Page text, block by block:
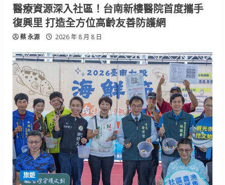
醫療資源深入社區！台南新樓醫院首度攜手
復興里 打造全方位高齡友善防護網
蔡 永源 2026 年 8 月 8 日
旅遊